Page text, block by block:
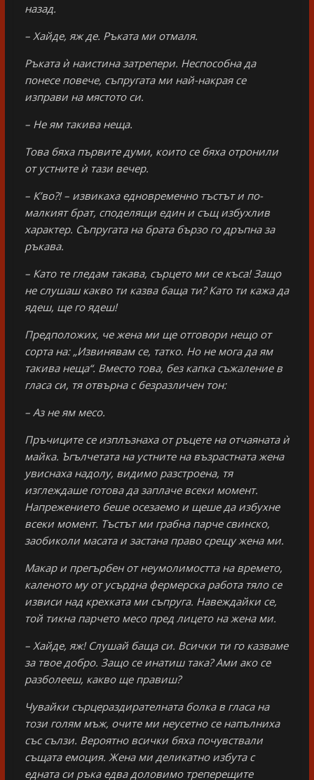
назад.
– Хайде, яж де. Ръката ми отмаля.
Ръката ѝ наистина затрепери. Неспособна да
понесе повече, съпругата ми най-накрая се
изправи на мястото си.
– Не ям такива неща.
Това бяха първите думи, които се бяха отронили
от устните ѝ тази вечер.
– К’во?! – извикаха едновременно тъстът и по-
малкият брат, споделящи един и същ избухлив
характер. Съпругата на брата бързо го дръпна за
ръкава.
– Като те гледам такава, сърцето ми се къса! Защо
не слушаш какво ти казва баща ти? Като ти кажа да
ядеш, ще го ядеш!
Предположих, че жена ми ще отговори нещо от
сорта на: „Извинявам се, татко. Но не мога да ям
такива неща“. Вместо това, без капка съжаление в
гласа си, тя отвърна с безразличен тон:
– Аз не ям месо.
Пръчиците се изплъзнаха от ръцете на отчаяната ѝ
майка. Ъгълчетата на устните на възрастната жена
увиснаха надолу, видимо разстроена, тя
изглеждаше готова да заплаче всеки момент.
Напрежението беше осезаемо и щеше да избухне
всеки момент. Тъстът ми грабна парче свинско,
заобиколи масата и застана право срещу жена ми.
Макар и прегърбен от неумолимостта на времето,
каленото му от усърдна фермерска работа тяло се
извиси над крехката ми съпруга. Навеждайки се,
той тикна парчето месо пред лицето на жена ми.
– Хайде, яж! Слушай баща си. Всички ти го казваме
за твое добро. Защо се инатиш така? Ами ако се
разболееш, какво ще правиш?
Чувайки сърцераздирателната болка в гласа на
този голям мъж, очите ми неусетно се напълниха
със сълзи. Вероятно всички бяха почувствали
същата емоция. Жена ми деликатно избута с
едната си ръка едва доловимо треперещите